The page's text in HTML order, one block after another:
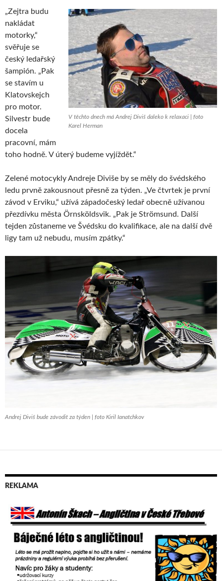
V těchto dnech má Andrej Diviš daleko k relaxaci | foto
Karel Herman
„Zejtra budu
nakládat
motorky,“
svěřuje se
český ledařský
šampión. „Pak
se stavím u
Klatovskejch
pro motor.
Silvestr bude
docela
pracovní, mám
toho hodně. V úterý budeme vyjíždět.“
Zelené motocykly Andreje Diviše by se měly do švédského
ledu prvně zakousnout přesně za týden. „Ve čtvrtek je první
závod v Erviku,“ užívá západočeský ledař obecně užívanou
přezdívku města Örnsköldsvik. „Pak je Strömsund. Další
tejden zůstaneme ve Švédsku do kvalifikace, ale na další dvě
ligy tam už nebudu, musím zpátky.“
Andrej Diviš bude závodit za týden | foto Kiril Ianatchkov
REKLAMA